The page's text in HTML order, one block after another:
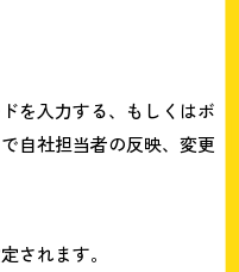
を入力する、もしくはボ
自社担当者の反映、変更
されます。